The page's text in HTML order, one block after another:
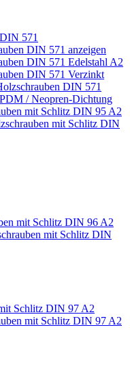
571
DIN 571 anzeigen
DIN 571 Edelstahl A2
DIN 571 Verzinkt
DIN 571
/ Neopren-Dichtung
mit Schlitz DIN 95 A2
mit Schlitz DIN
mit Schlitz DIN 96 A2
mit Schlitz DIN
Schlitz DIN 97 A2
mit Schlitz DIN 97 A2